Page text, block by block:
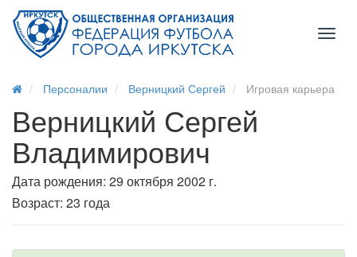
Персоналии Верницкий Сергей Игровая карьера
Верницкий Сергей
Владимирович
Дата рождения: 29 октября 2002 г.
Возраст: 23 года